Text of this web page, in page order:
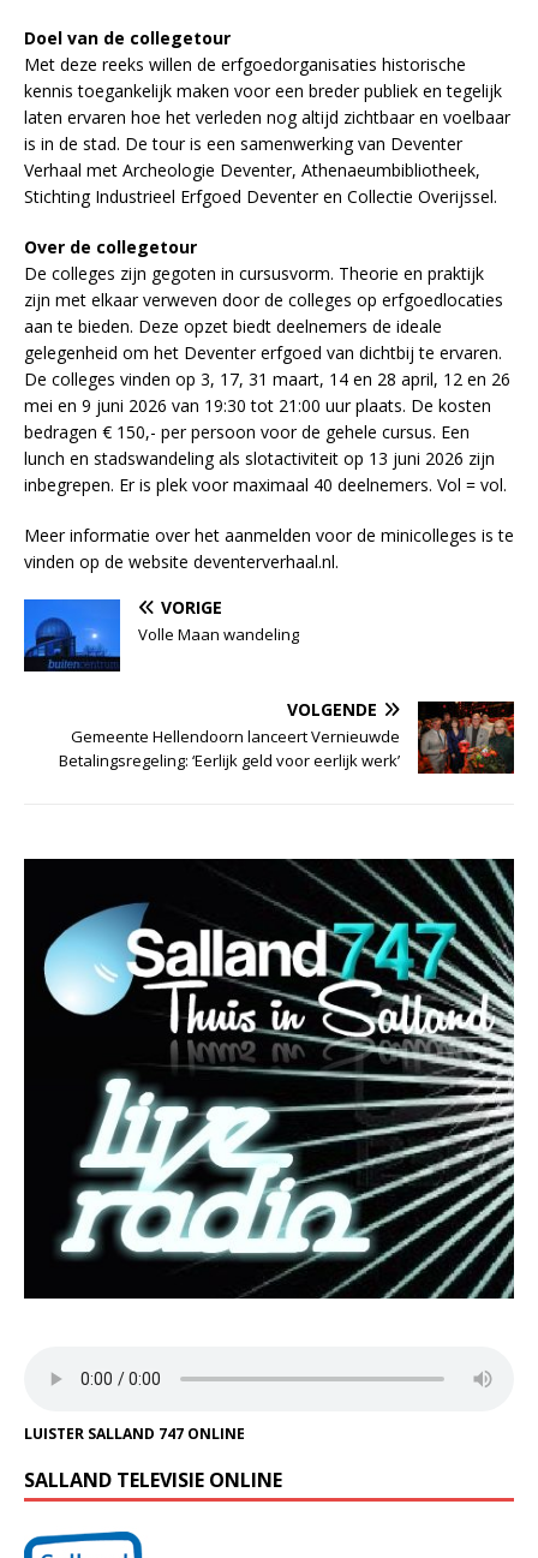
Doel van de collegetour
Met deze reeks willen de erfgoedorganisaties historische
kennis toegankelijk maken voor een breder publiek en tegelijk
laten ervaren hoe het verleden nog altijd zichtbaar en voelbaar
is in de stad. De tour is een samenwerking van Deventer
Verhaal met Archeologie Deventer, Athenaeumbibliotheek,
Stichting Industrieel Erfgoed Deventer en Collectie Overijssel.
Over de collegetour
De colleges zijn gegoten in cursusvorm. Theorie en praktijk
zijn met elkaar verweven door de colleges op erfgoedlocaties
aan te bieden. Deze opzet biedt deelnemers de ideale
gelegenheid om het Deventer erfgoed van dichtbij te ervaren.
De colleges vinden op 3, 17, 31 maart, 14 en 28 april, 12 en 26
mei en 9 juni 2026 van 19:30 tot 21:00 uur plaats. De kosten
bedragen € 150,- per persoon voor de gehele cursus. Een
lunch en stadswandeling als slotactiviteit op 13 juni 2026 zijn
inbegrepen. Er is plek voor maximaal 40 deelnemers. Vol = vol.
Meer informatie over het aanmelden voor de minicolleges is te
vinden op de website deventerverhaal.nl.
VORIGE
Volle Maan wandeling
VOLGENDE
Gemeente Hellendoorn lanceert Vernieuwde
Betalingsregeling: ‘Eerlijk geld voor eerlijk werk’
LUISTER SALLAND 747 ONLINE
SALLAND TELEVISIE ONLINE